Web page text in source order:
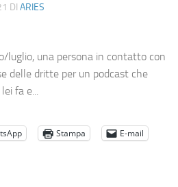
DI ARIES
luglio, una persona in contatto con
delle dritte per un podcast che
fa e...
Stampa
E-mail